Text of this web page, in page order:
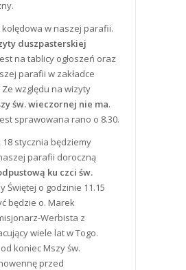
kolędowa w naszej parafii.
duszpasterskiej
na tablicy ogłoszeń oraz
parafii w zakładce
Ze względu na wizyty
św. wieczornej nie ma.
sprawowana rano o 8.30.
18 stycznia będziemy
parafii doroczną
ku czci św.
Świętej o godzinie 11.15
będzie o. Marek
Werbista z
wiele lat w Togo.
koniec Mszy św.
przed